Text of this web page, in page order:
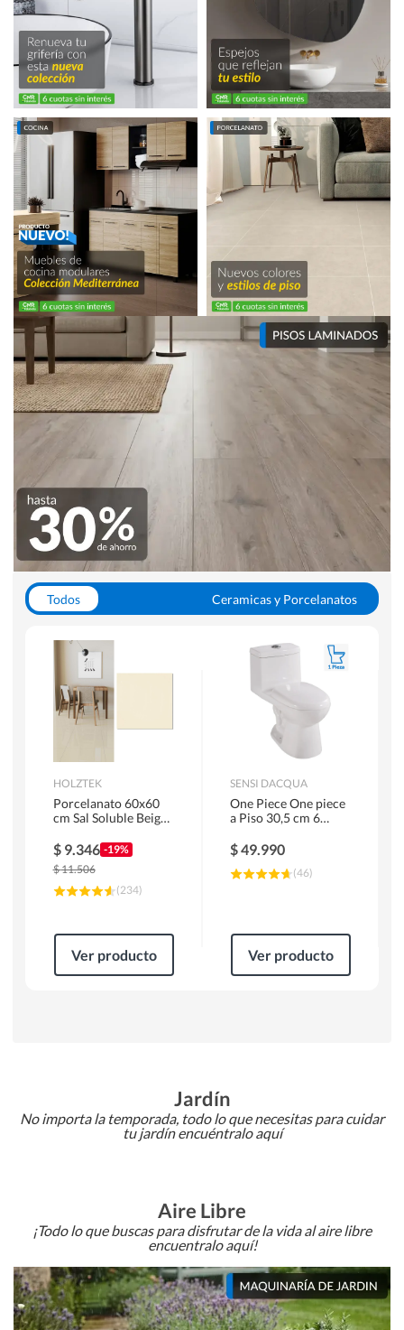
Todos
Ceramicas y Porcelanatos
WC y Sanitarios
Pisos Flotantes y Laminados
Pinturas
HOLZTEK
Porcelanato 60x60
cm Sal Soluble Beige
$ 9.346 -19%
$11.506
(234)
Ver producto
SENSI DACQUA
One Piece One piece
a Piso 30,5 cm 6
$49.990
(46)
Ver producto
Jardín
No importa la temporada, todo lo que necesitas para cuidar
tu jardín encuéntralo aquí
Aire Libre
¡Todo lo que buscas para disfrutar de la vida al aire libre
encuentralo aquí!